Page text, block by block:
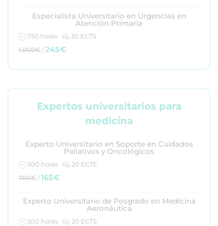
Especialista Universitario en Urgencias en
Atención Primaria
750 horas
30 ECTS
1.000€/245€
Expertos universitarios para
medicina
Experto Universitario en Soporte en Cuidados
Paliativos y Oncológicos
500 horas
20 ECTS
700€/165€
Experto Universitario de Posgrado en Medicina
Aeronáutica
500 horas
20 ECTS